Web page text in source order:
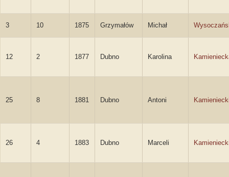
3 10 1875 Grzymałów Michał
12 2 1877 Dubno Karolina
25 8 1881 Dubno Antoni
26 4 1883 Dubno Marceli